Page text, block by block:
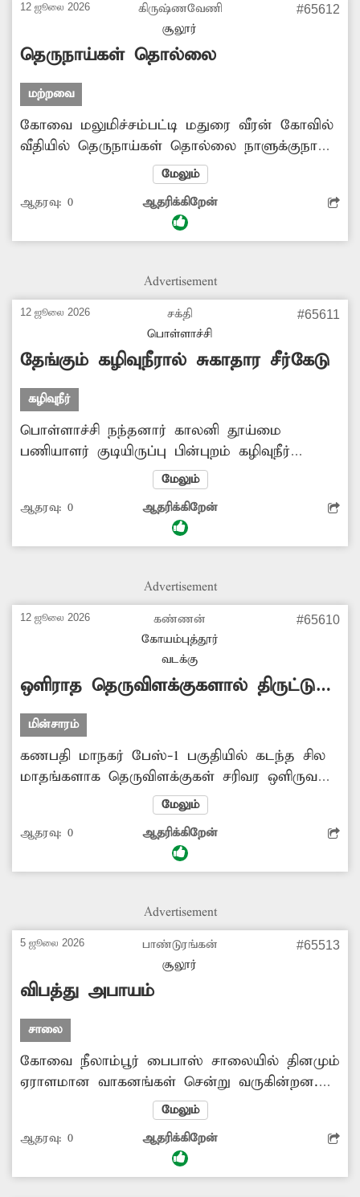
இல்லை. இதனால் நோய் பரவும் அபாயம்
காணப்படுகிறது. எனவே புதிய கழிவுநீர்
கால்வாய் அமைக்க அதிகாரிகள் உடனடியாக
நடவடிக்கை எடுக்க வேண்டும்.
12 ஜூலை 2026
கிருஷ்ணவேணி
சூலூர்
#65612
தெருநாய்கள் தொல்லை
மற்றவை
கோவை மலுமிச்சம்பட்டி மதுரை வீரன் கோவில்
வீதியில் தெருநாய்கள் தொல்லை நாளுக்குநாள்
அதிகரித்து வருகிறது. அவை கூட்டம், கூட்டமாக
சாலைகளில் சுற்றித்திரிகின்றன. அப்போது அந்த
வழியாக நடந்து வரும் பொதுமக்களையும்,
இருசக்கர வாகன ஓட்டிகளையும் துரத்தி சென்று
செல்லவே அனைத்து தரப்பினரும் அச்சப்படும்
தொல்லையை கட்டுப்படுத்த அதிகாரிகள்
மேலும்
ஆதரவு: 0 ஆதரிக்கிறேன்
Advertisement
12 ஜூலை 2026
சக்தி
பொள்ளாச்சி
#65611
தேங்கும் கழிவுநீரால் சுகாதார சீர்கேடு
கழிவுநீர்
பொள்ளாச்சி நந்தனார் காலனி தூய்மை
பணியாளர் குடியிருப்பு பின்புறம் கழிவுநீர்
கால்வாய் உள்ளது. இந்த கால்வாய் கடந்த பல
மாதங்களாக தூர்வாரப்படாமல் கிடக்கிறது.
இதனால் கழிவுநீர் தேங்கி கொசுக்கள்
உற்பத்தியாகி வருகிறது. மேலும் கடும்
நிலவுகிறது. எனவே அந்த கழிவுநீர் கால்வாயை
நடவடிக்கை எடுக்க வேண்டும்.
மேலும்
ஆதரவு: 0 ஆதரிக்கிறேன்
Advertisement
12 ஜூலை 2026
கண்ணன்
கோயம்புத்தூர்
வடக்கு
#65610
ஒளிராத தெருவிளக்குகளால் திருட்டு
அபாயம்
மின்சாரம்
கணபதி மாநகர் பேஸ்-1 பகுதியில் கடந்த சில
மாதங்களாக தெருவிளக்குகள் சரிவர ஒளிருவது
இல்லை. இதனால் இரவில் அந்த பகுதி இருள்
சூழ்ந்து காணப்படுகிறது. இதை பயன்படுத்தி
திருட்டு உள்ளிட்ட குற்ற சம்பவங்கள் நடைபெற
வாய்ப்பு உள்ளதுது. இதனால் அப்பகுதி
பலமுறை அதிகாரிகளிடம் தெரிவித்தும்,
எனவே தெருவிளக்குகளை பழுது நீக்க
அதிகாரிகள் ஆவன செய்ய வேண்டும்.
மேலும்
ஆதரவு: 0 ஆதரிக்கிறேன்
Advertisement
5 ஜூலை 2026
பாண்டுரங்கன்
சூலூர்
#65513
விபத்து அபாயம்
சாலை
கோவை நீலாம்பூர் பைபாஸ் சாலையில் தினமும்
ஏராளமான வாகனங்கள் சென்று வருகின்றன.
அத்துடன் கான்கிரீட் கலவை வாகனங்களும்
இயக்கப்படுகின்றன. அந்த வாகனங்களில்
இருந்து கான்கிரீட் கலவை சாலையின் சில
இடங்களில் கொட்டப்பட்டு கிடக்கின்றன.
மேலும்
ஆதரவு: 0 ஆதரிக்கிறேன்